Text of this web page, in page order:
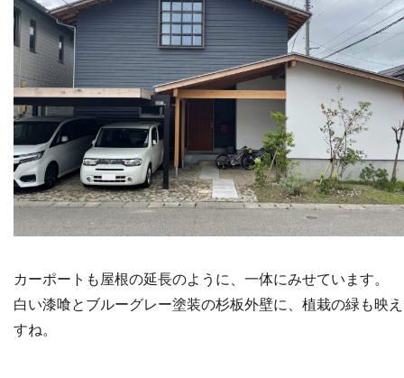
カーポートも屋根の延長のように、一体にみせています。
白い漆喰とブルーグレー塗装の杉板外壁に、植栽の緑も映
すね。